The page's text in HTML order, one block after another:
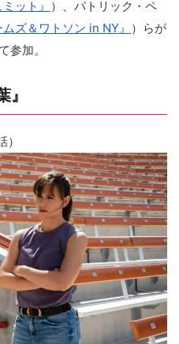
ット』 ）、パトリック・ペ
ズ＆ワトソン in NY』 ）らが
参加。
』